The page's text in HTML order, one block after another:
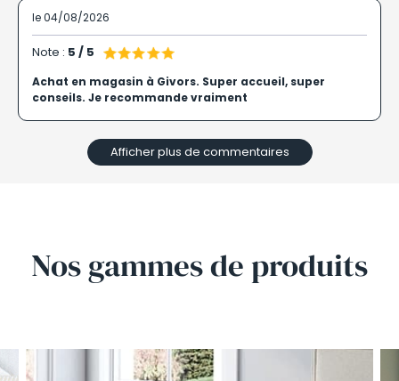
le 04/08/2026
Note : 5 / 5
Achat en magasin à Givors. Super accueil, super
conseils. Je recommande vraiment
Afficher plus de commentaires
Nos gammes deproduits